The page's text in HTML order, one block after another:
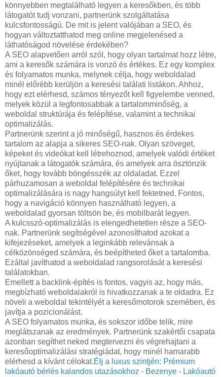
könnyebben megtalálható legyen a keresőkben, és több
látogatót tudj vonzani, partnerünk szolgáltatása
kulcsfontosságú. De mit is jelent valójában a SEO, és
hogyan változtatthatod meg online megjelenésed a
láthatóságod növelése érdekében?
A SEO alapvetően arról szól, hogy olyan tartalmat hozz létre,
ami a keresők számára is vonzó és értékes. Ez egy komplex
és folyamatos munka, melynek célja, hogy weboldalad
minél előrébb kerüljön a keresési találati listákon. Ahhoz,
hogy ezt elérhesd, számos tényezőt kell figyelembe venned,
melyek közül a legfontosabbak a tartalomminőség, a
weboldal struktúrája és felépítése, valamint a technikai
optimalizálás.
Partnerünk szerint a jó minőségű, hasznos és érdekes
tartalom az alapja a sikeres SEO-nak. Olyan szöveget,
képeket és videókat kell létrehoznod, amelyek valódi értéket
nyújtanak a látogatók számára, és amelyek arra ösztönzik
őket, hogy tovább böngésszék az oldaladat. Ezzel
párhuzamosan a weboldal felépítésére és technikai
optimalizálására is nagy hangsúlyt kell fektetned. Fontos,
hogy a navigáció könnyen használható legyen, a
weboldalad gyorsan töltsön be, és mobilbarát legyen.
A kulcsszó-optimalizálás is elengedhetetlen része a SEO-
nak. Partnerünk segítségével azonosíthatod azokat a
kifejezéseket, amelyek a leginkább relevánsak a
célközönséged számára, és beépítheted őket a tartalomba.
Ezáltal javíthatod a weboldalad rangsorolását a keresési
találatokban.
Emellett a backlink-építés is fontos, vagyis az, hogy más,
megbízható weboldalakról is hivatkozzanak a te oldadra. Ez
növeli a weboldal tekintélyét a keresőmotorok szemében, és
javítja a pozicionálást.
A SEO folyamatos munka, és sokszor időbe telik, mire
meglátszanak az eredmények. Partnerünk szakértői csapata
azonban segíthet neked megtervezni és végrehajtani a
keresőoptimalizálási stratégiádat, hogy minél hamarabb
elérhesd a kívánt célokat.Élj a luxus szintjén: Prémium
lakóautó bérlés kalandos utazásokhoz - Bezenye - Lakóautó